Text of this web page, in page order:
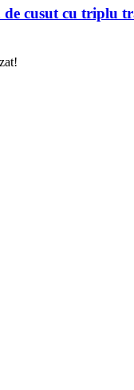
de cusut cu triplu